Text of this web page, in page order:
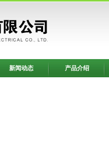
新闻动态 产品介绍